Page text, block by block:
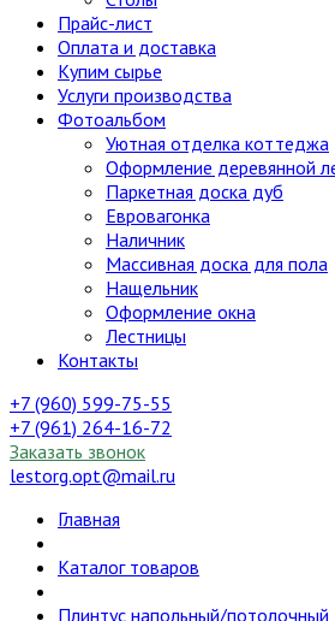
Прайс-лист
Оплата и доставка
Купим сырье
Услуги производства
Фотоальбом
Уютная отделка коттеджа
Оформление деревянной
Паркетная доска дуб
Евровагонка
Наличник
Массивная доска для пола
Нащельник
Оформление окна
Лестницы
Контакты
+7 (960) 599-75-55
+7 (961) 264-16-72
Заказать звонок
lestorg.opt@mail.ru
Главная
Каталог товаров
Плинтус напольный/потолочный